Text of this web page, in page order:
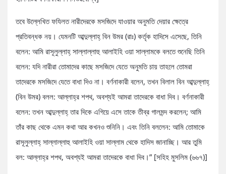
তবে উল্লেখিত ফযিলত নারীদেরকে মসজিদে যাওয়ার অনুমতি দেয়ার ক্ষেত্রে
প্রতিবন্ধক নয়। যেমনটি আব্দুল্লাহ্‌ বিন উমর (রাঃ) কর্তৃক হাদিসে এসেছে, তিনি
বলেন: আমি রাসূলুল্লাহ্‌ সাল্লাল্লাহু আলাইহি ওয়া সাল্লামকে বলতে শুনেছি তিনি
বলেন: যদি নারীরা তোমাদের কাছে মসজিদে যেতে অনুমতি চায় তাহলে তোমরা
তাদেরকে মসজিদে যেতে বাধা দিও না। বর্ণনাকারী বলেন, তখন বিলাল বিন আব্দুল্লাহ্‌
(বিন উমর) বলল: আল্লাহ্‌র শপথ, অবশ্যই আমরা তাদেরকে বাধা দিব। বর্ণনাকারী
বলেন: তখন আব্দুল্লাহ্‌ তার দিকে এগিয়ে এসে তাকে তীব্র গালমন্দ করলেন; আমি
তাঁর কাছ থেকে এমন কথা আর কখনও শুনিনি। এবং তিনি বললেন: আমি তোমাকে
রাসূলুল্লাহ্‌ সাল্লাল্লাহু আলাইহি ওয়া সাল্লাম থেকে হাদিস জানাচ্ছি। আর তুমি
বল: আল্লাহ্‌র শপথ, অবশ্যই আমরা তাদেরকে বাধা দিব।” [সহিহ মুসলিম (৬৬৭)]